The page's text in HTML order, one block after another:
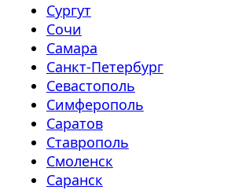
Сургут
Сочи
Самара
Санкт-Петербург
Севастополь
Симферополь
Саратов
Ставрополь
Смоленск
Саранск